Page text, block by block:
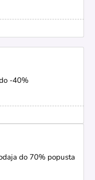
-40%
do 70% popusta